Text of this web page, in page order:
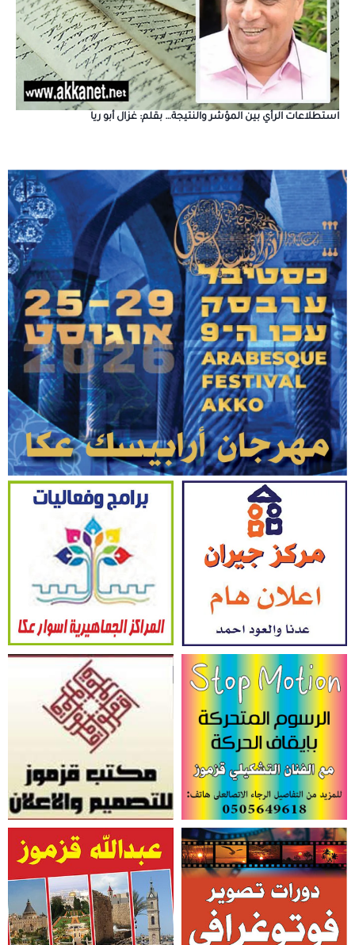
استطلاعات الرأي بين المؤشر والنتيجة… بقلم: غزال أبو ريا